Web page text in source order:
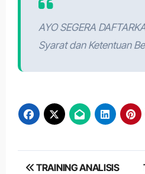
AYO SEGERA
Syarat dan Ketentuan
Post
TRAINING ANALISIS